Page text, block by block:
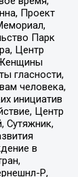
Проект
Парк
Центр
гласности,
человека,
инициатив
Центр
Сутяжник,
в
Р,